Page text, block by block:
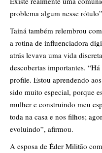
problema algum nesse
Tainá também relembrou
a rotina de influenciadora
atrás levava uma vida
descobertas importantes.
profile. Estou aprendendo
sido muito especial, porque
mulher e construindo meu
toda na casa e nos filhos;
evoluindo”, afirmou.
A esposa de Éder Militão